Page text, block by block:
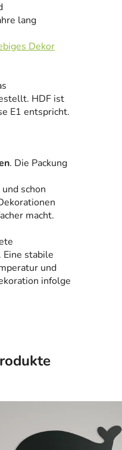
lang
Dekor
HDF ist
E1 entspricht.
. Die Packung
schon
macht.
stabile
und
infolge